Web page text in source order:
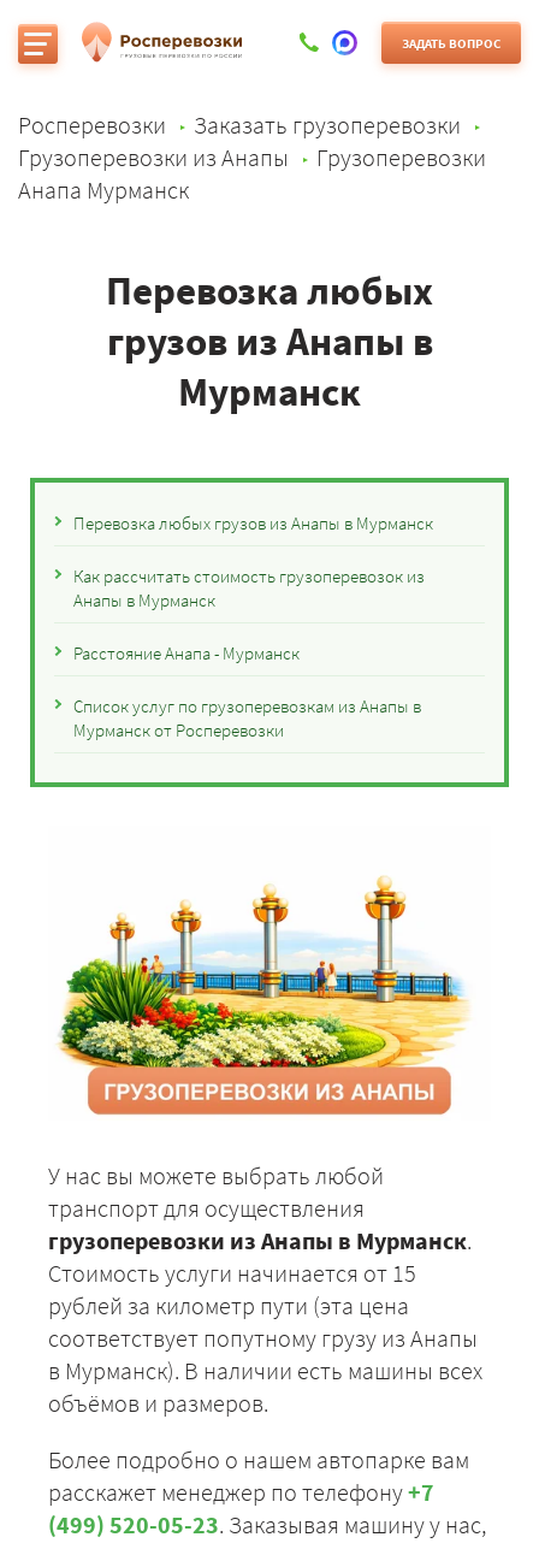
ЗАДАТЬ ВОПРОС
Росперевозки
Заказать грузоперевозки
Грузоперевозки из Анапы
Грузоперевозки
Анапа Мурманск
Перевозка любых
грузов из Анапы в
Мурманск
Перевозка любых грузов из Анапы в Мурманск
Как рассчитать стоимость грузоперевозок из
Анапы в Мурманск
Расстояние Анапа - Мурманск
Список услуг по грузоперевозкам из Анапы в
Мурманск от Росперевозки
У нас вы можете выбрать любой
транспорт для осуществления
грузоперевозки из Анапы в Мурманск.
Стоимость услуги начинается от 15
рублей за километр пути (эта цена
соответствует попутному грузу из Анапы
в Мурманск). В наличии есть машины всех
объёмов и размеров.
Более подробно о нашем автопарке вам
расскажет менеджер по телефону+7
(499) 520-05-23. Заказывая машину у нас,